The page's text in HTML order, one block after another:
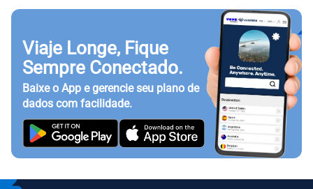
Viaje Longe, Fique
Sempre Conectado.
Baixe o App e gerencie seu plano de
dados com facilidade.